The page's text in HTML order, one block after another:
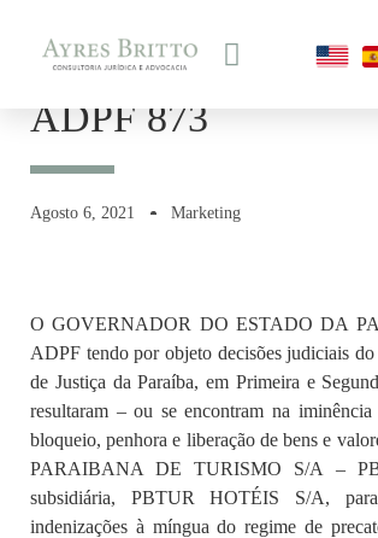
ADPF 873
Agosto 6, 2021 Marketing
O GOVERNADOR DO ESTADO DA
ADPF tendo por objeto decisões judiciais
de Justiça da Paraíba, em Primeira e
resultaram – ou se encontram na
bloqueio, penhora e liberação de bens e
PARAIBANA DE TURISMO S/A –
subsidiária, PBTUR HOTÉIS S/A,
indenizações à míngua do regime de